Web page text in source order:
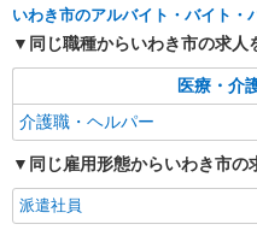
いわき市のアルバイト・バイト・
同じ職種からいわき市の求人
医療・介
介護職・ヘルパー
同じ雇用形態からいわき市の
派遣社員